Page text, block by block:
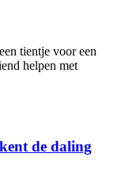
tientje voor een
helpen met
de daling